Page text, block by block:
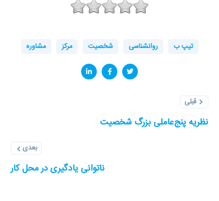
تیپ ب روانشناسی شخصیت مرکز مشاوره
قبلی
نظریه پنج‌عاملی بزرگ شخصیت
بعدی
ناتوانی یادگیری در محل کار